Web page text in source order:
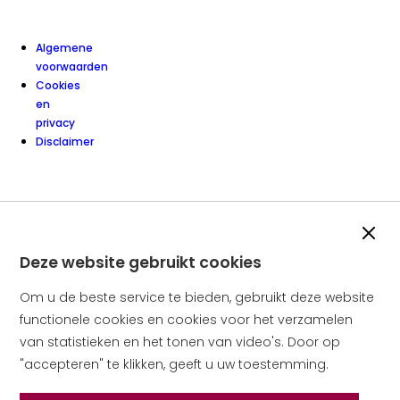
Deze website gebruikt cookies
Om u de beste service te bieden, gebruikt deze website
functionele cookies en cookies voor het verzamelen
van statistieken en het tonen van video's. Door op
"accepteren" te klikken, geeft u uw toestemming.
Algemene
voorwaarden
Cookies
en
privacy
Disclaimer